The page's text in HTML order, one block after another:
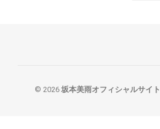
© 2026 坂本美雨オフィシャルサイト